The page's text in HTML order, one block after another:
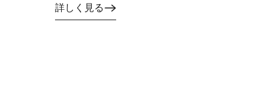
詳しく見る